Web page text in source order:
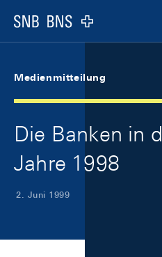
Logo
Medienmitteilung
Die Banken in
Jahre 1998
2. Juni 1999